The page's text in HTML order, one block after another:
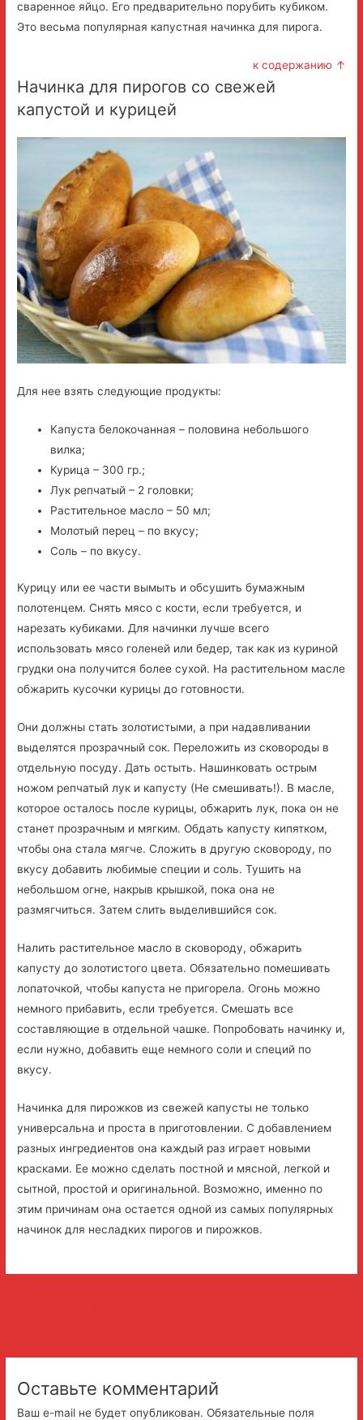
сваренное яйцо. Его предварительно порубить кубиком.
Это весьма популярная капустная начинка для пирога.
к содержанию ↑
Начинка для пирогов со свежей
капустой и курицей
Для нее взять следующие продукты:
Капуста белокочанная – половина небольшого
вилка;
Курица – 300 гр.;
Лук репчатый – 2 головки;
Растительное масло – 50 мл;
Молотый перец – по вкусу;
Соль – по вкусу.
Курицу или ее части вымыть и обсушить бумажным
полотенцем. Снять мясо с кости, если требуется, и
нарезать кубиками. Для начинки лучше всего
использовать мясо голеней или бедер, так как из куриной
грудки она получится более сухой. На растительном масле
обжарить кусочки курицы до готовности.
Они должны стать золотистыми, а при надавливании
выделятся прозрачный сок. Переложить из сковороды в
отдельную посуду. Дать остыть. Нашинковать острым
ножом репчатый лук и капусту (Не смешивать!). В масле,
которое осталось после курицы, обжарить лук, пока он не
станет прозрачным и мягким. Обдать капусту кипятком,
чтобы она стала мягче. Сложить в другую сковороду, по
вкусу добавить любимые специи и соль. Тушить на
небольшом огне, накрыв крышкой, пока она не
размягчиться. Затем слить выделившийся сок.
Налить растительное масло в сковороду, обжарить
капусту до золотистого цвета. Обязательно помешивать
лопаточкой, чтобы капуста не пригорела. Огонь можно
немного прибавить, если требуется. Смешать все
составляющие в отдельной чашке. Попробовать начинку и,
если нужно, добавить еще немного соли и специй по
вкусу.
Начинка для пирожков из свежей капусты не только
универсальна и проста в приготовлении. С добавлением
разных ингредиентов она каждый раз играет новыми
красками. Ее можно сделать постной и мясной, легкой и
сытной, простой и оригинальной. Возможно, именно по
этим причинам она остается одной из самых популярных
начинок для несладких пирогов и пирожков.
записям
Оставьте комментарий
Ваш e-mail не будет опубликован. Обязательные поля